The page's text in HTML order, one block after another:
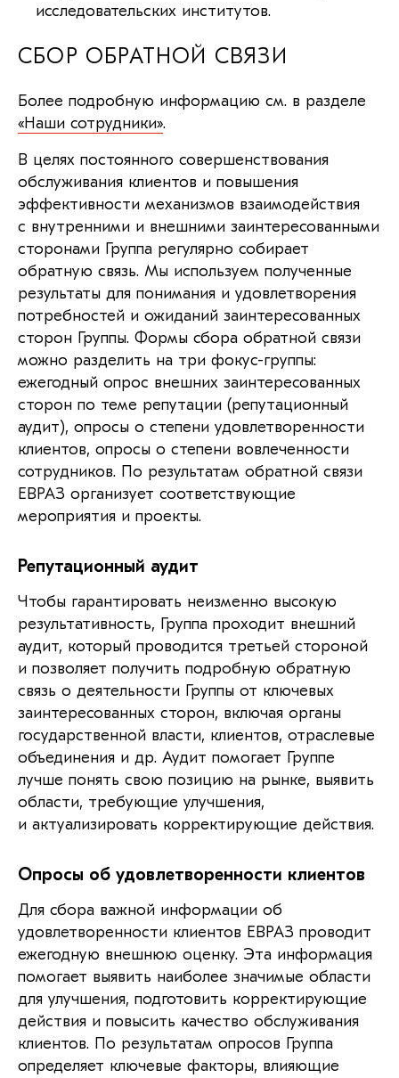
исследовательских институтов.
СБОР ОБРАТНОЙ СВЯЗИ
Более подробную информацию см. в разделе
«Наши сотрудники».
В целях постоянного совершенствования
обслуживания клиентов и повышения
эффективности механизмов взаимодействия
с внутренними и внешними заинтересованными
сторонами Группа регулярно собирает
обратную связь. Мы используем полученные
результаты для понимания и удовлетворения
потребностей и ожиданий заинтересованных
сторон Группы. Формы сбора обратной связи
можно разделить на три фокус-группы:
ежегодный опрос внешних заинтересованных
сторон по теме репутации (репутационный
аудит), опросы о степени удовлетворенности
клиентов, опросы о степени вовлеченности
сотрудников. По результатам обратной связи
ЕВРАЗ организует соответствующие
мероприятия и проекты.
Репутационный аудит
Чтобы гарантировать неизменно высокую
результативность, Группа проходит внешний
аудит, который проводится третьей стороной
и позволяет получить подробную обратную
связь о деятельности Группы от ключевых
заинтересованных сторон, включая органы
государственной власти, клиентов, отраслевые
объединения и др. Аудит помогает Группе
лучше понять свою позицию на рынке, выявить
области, требующие улучшения,
и актуализировать корректирующие действия.
Опросы об удовлетворенности клиентов
Для сбора важной информации об
удовлетворенности клиентов ЕВРАЗ проводит
ежегодную внешнюю оценку. Эта информация
помогает выявить наиболее значимые области
для улучшения, подготовить корректирующие
действия и повысить качество обслуживания
клиентов. По результатам опросов Группа
определяет ключевые факторы, влияющие